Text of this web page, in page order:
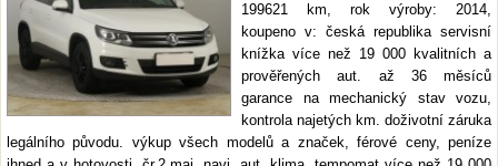
199621 km, rok výroby: 2014,
koupeno v: česká republika servisní
knížka více než 19 000 kvalitních a
prověřených aut. až 36 měsíců
garance na mechanický stav vozu,
kontrola najetých km. doživotní záruka
legálního původu. výkup všech modelů a značek, férové ceny, peníze